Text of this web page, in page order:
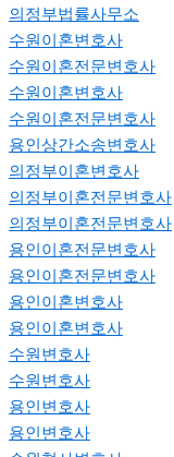
의정부법률사무소
수원이혼변호사
수원이혼전문변호사
수원이혼변호사
수원이혼전문변호사
용인상간소송변호사
의정부이혼변호사
의정부이혼전문변호사
의정부이혼전문변호사
용인이혼전문변호사
용인이혼전문변호사
용인이혼변호사
용인이혼변호사
수원변호사
수원변호사
용인변호사
용인변호사